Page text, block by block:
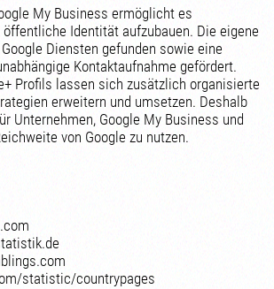
My Business ermöglicht es
öffentliche Identität aufzubauen. Die eigene
Diensten gefunden sowie eine
Kontaktaufnahme gefördert.
Profils lassen sich zusätzlich organisierte
erweitern und umsetzen. Deshalb
Unternehmen, Google My Business und
von Google zu nutzen.
statistic/countrypages